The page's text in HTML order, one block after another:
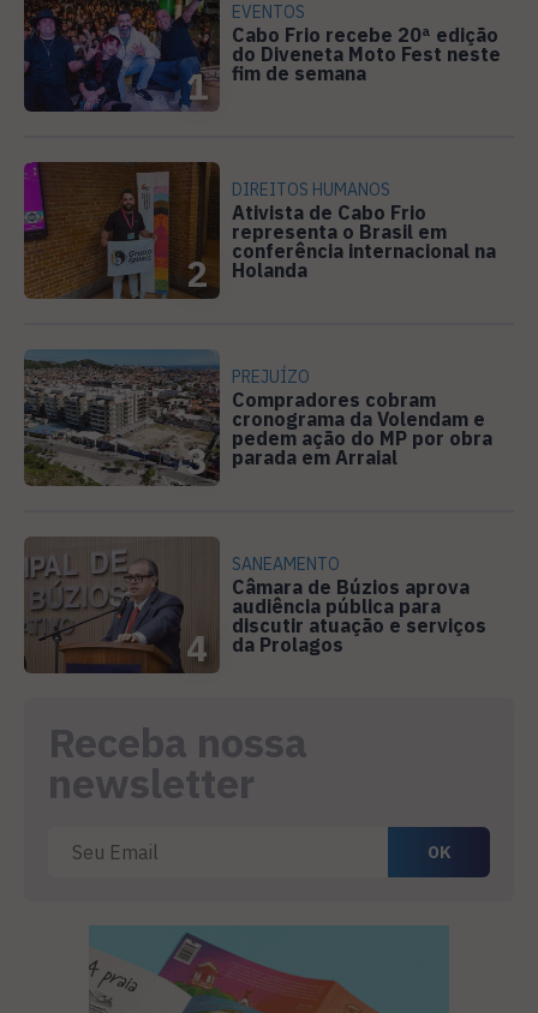
1
EVENTOS
Cabo Frio recebe 20ª edição
do Diveneta Moto Fest neste
fim de semana
2
DIREITOS HUMANOS
Ativista de Cabo Frio
representa o Brasil em
conferência internacional na
Holanda
3
PREJUÍZO
Compradores cobram
cronograma da Volendam e
pedem ação do MP por obra
parada em Arraial
4
SANEAMENTO
Câmara de Búzios aprova
audiência pública para
discutir atuação e serviços
da Prolagos
Receba nossa
newsletter